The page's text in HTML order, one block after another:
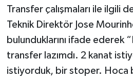
Transfer çalışmaları ile ilgili
Teknik Direktör Jose
bulunduklarını ifade ederek
transfer lazımdı. 2 kanat
istiyorduk, bir stoper. Hoca